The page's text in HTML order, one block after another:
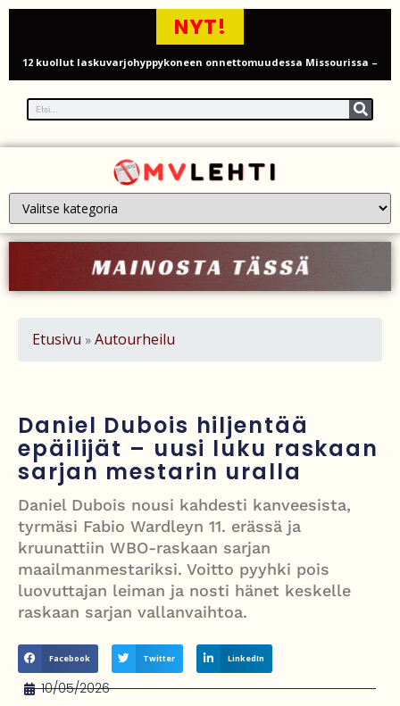
NYT!
12 kuollut laskuvarjohyppykoneen onnettomuudessa Missourissa –
Öljyn hinta sukelsi – Pakistanin välittämä USA–Iran-sopimus avaa
Hormuzinsalmen
Poliisijohtaja Dennis Pasterstein teki rikosilmoituksen Ile Vainion
törkyrunosta – kunnianloukkaus tutkintaan
tulitaukosopu vaakalaudalla
mutta muutti politiikan suunnan
Avustettu kuolema palaa parlamenttiin – kansanedustaja vaatii
lordeja viemään lain maaliin
Iso-Britannia kieltämässä alle 16-vuotiailta pääsyn suuriin sosiaalisen
median alustoihin – Starmer lupaa rohkeita toimia
Pekka Hyysalo poseeraa läheisissä tunnelmissa Kaitlin O’Toolen
kanssa – taustalla vahva selviytymistarina
Kanadan pääministeri Mark Carney vieraili esi-isiensä kylässä Mayossa
Etusivu » Autourheilu
Daniel Dubois hiljentää
epäilijät – uusi luku raskaan
sarjan mestarin uralla
Daniel Dubois nousi kahdesti kanveesista,
tyrmäsi Fabio Wardleyn 11. erässä ja
kruunattiin WBO-raskaan sarjan
maailmanmestariksi. Voitto pyyhki pois
luovuttajan leiman ja nosti hänet keskelle
raskaan sarjan vallanvaihtoa.
Facebook Twitter LinkedIn
10/05/2026